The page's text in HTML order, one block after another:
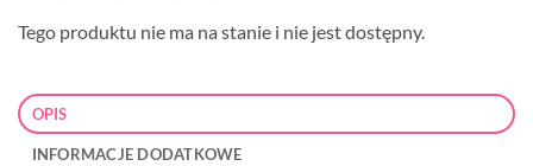
Tego produktu nie ma na stanie i nie jest dostępny.
OPIS
INFORMACJE DODATKOWE